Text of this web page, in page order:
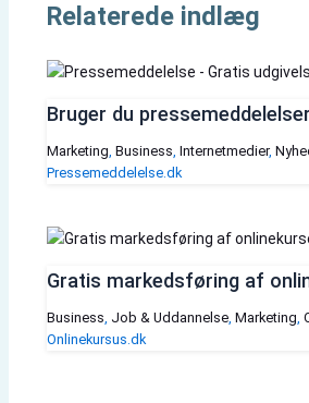
Relaterede indlæg
Bruger du
Marketing Business Internetmedier,
Pressemeddelelse.dk
Gratis markedsføring af
Business Job & Uddannelse, Marketing
Onlinekursus.dk